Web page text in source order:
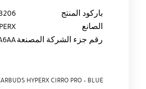
باركود المنتج
الصانع
رقم جزء الشركة المصنعة
HYPERX CIRRO PRO – BLUE